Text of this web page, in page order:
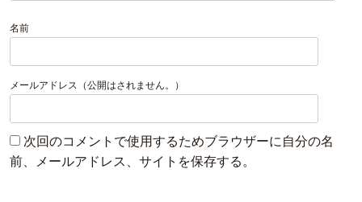
名前
メールアドレス（公開はされません。）
次回のコメントで使用するためブラウザーに自分の名
前、メールアドレス、サイトを保存する。